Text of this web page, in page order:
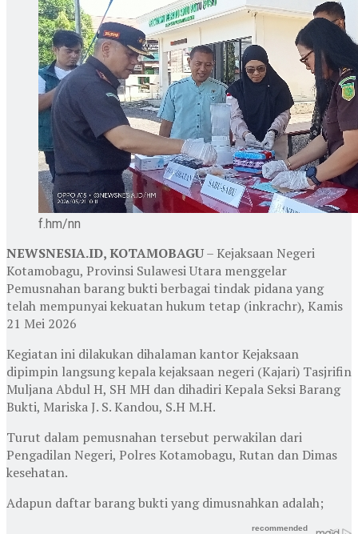
f.hm/nn
NEWSNESIA.ID, KOTAMOBAGU– Kejaksaan Negeri
Kotamobagu, Provinsi Sulawesi Utara menggelar
Pemusnahan barang bukti berbagai tindak pidana yang
telah mempunyai kekuatan hukum tetap (inkrachr), Kamis
21 Mei 2026
Kegiatan ini dilakukan dihalaman kantor Kejaksaan
dipimpin langsung kepala kejaksaan negeri (Kajari) Tasjrifin
Muljana Abdul H, SH MH dan dihadiri Kepala Seksi Barang
Bukti, Mariska J. S. Kandou, S.H M.H.
Turut dalam pemusnahan tersebut perwakilan dari
Pengadilan Negeri, Polres Kotamobagu, Rutan dan Dimas
kesehatan.
Adapun daftar barang bukti yang dimusnahkan adalah;